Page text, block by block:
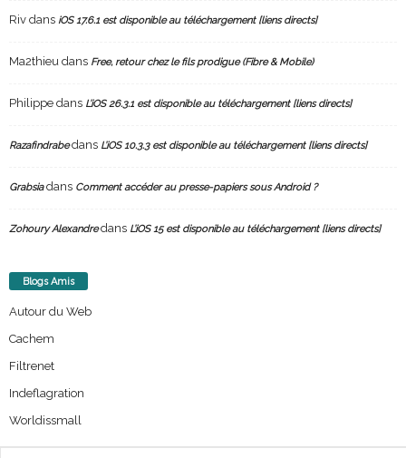
Riv dans iOS 17.6.1 est disponible au téléchargement [liens directs]
Ma2thieu dans Free, retour chez le fils prodigue (Fibre & Mobile)
Philippe dans L’iOS 26.3.1 est disponible au téléchargement [liens directs]
Razafindrabedans L’iOS 10.3.3 est disponible au téléchargement [liens directs]
Grabsiadans Comment accéder au presse-papiers sous Android ?
Zohoury Alexandredans L’iOS 15 est disponible au téléchargement [liens directs]
Blogs Amis
Autour du Web
Cachem
Filtrenet
Indeflagration
Worldissmall